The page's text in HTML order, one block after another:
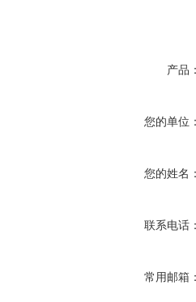
产品
您的单位
您的姓名
联系电话
常用邮箱